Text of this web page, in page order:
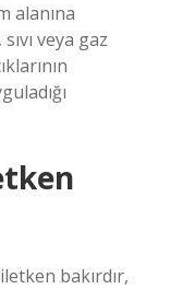
alanına
veya gaz
bakırdır,